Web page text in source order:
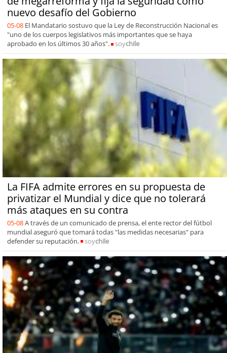
nuevo desafío del Gobierno
05-08 El Mandatario sostuvo que la Ley de Reconstrucción Nacional es
"uno de los cuerpos legislativos más importantes que se haya
aprobado en los últimos 30 años".
soychile
La FIFA admite errores en su propuesta de
privatizar el Mundial y dice que no tolerará
más ataques en su contra
05-08A través de un comunicado de prensa, el ente rector del fútbol
mundial aseguró que tomará todas "las medidas necesarias" para
defender su reputación.
soychile